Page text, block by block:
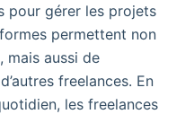
pour gérer les projets
permettent non
mais aussi de
freelances. En
les freelances